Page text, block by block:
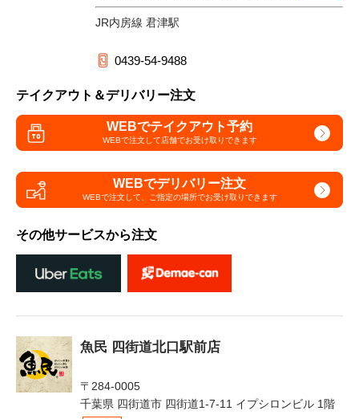
JR内房線 君津駅
0439-54-9488
テイクアウト＆デリバリー注文
WEBでテイクアウト予約
WEBで注文して店舗でお受け取りできます
WEBでデリバリー注文
WEBで注文して、 ご指定の場所でお受け取りできます
その他サービスから注文
魚民 四街道北口駅前店
〒284-0005
千葉県 四街道市 四街道1-7-11 イプシロンビル 1階